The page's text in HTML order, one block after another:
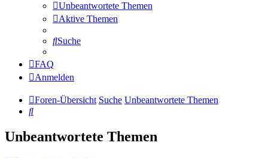
Unbeantwortete Themen
Aktive Themen
Suche
FAQ
Anmelden
Foren-Übersicht Suche Unbeantwortete Themen
Suche
Unbeantwortete Themen